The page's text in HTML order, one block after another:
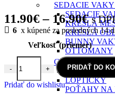
SEDACIE
SEDACIE
KRESLÁ
KRESLÁ
BUNNY
OTTOMANY
GULIČKOVÉ
LOPTIČKY
POŤAHY NA
11.90€ – 16.90€ s
6 x kúpené za posledných 14
Veľkosť (priemer)
-
množstvo NÁLEPKY NA
+ PRIDAŤ DO
Pridať do wishlistu